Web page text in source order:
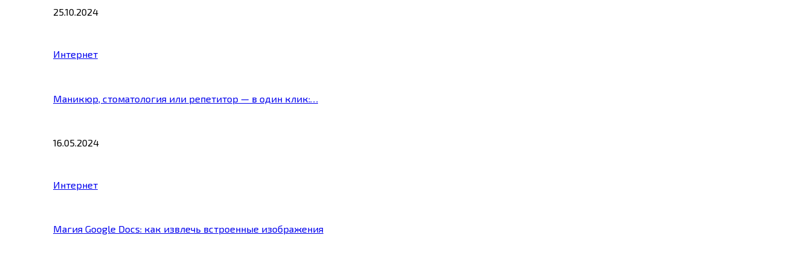
25.10.2024
Интернет
Маникюр, стоматология или репетитор — в один клик:…
16.05.2024
Интернет
Магия Google Docs: как извлечь встроенные изображения